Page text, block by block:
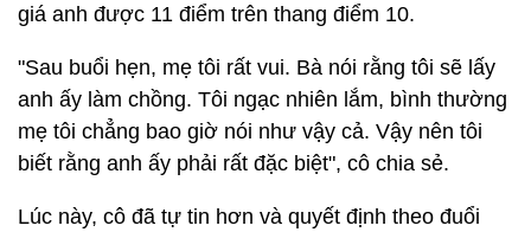
giá anh được 11 điểm trên thang điểm 10.
"Sau buổi hẹn, mẹ tôi rất vui. Bà nói rằng tôi sẽ lấy
anh ấy làm chồng. Tôi ngạc nhiên lắm, bình thường
mẹ tôi chẳng bao giờ nói như vậy cả. Vậy nên tôi
biết rằng anh ấy phải rất đặc biệt", cô chia sẻ.
Lúc này, cô đã tự tin hơn và quyết định theo đuổi